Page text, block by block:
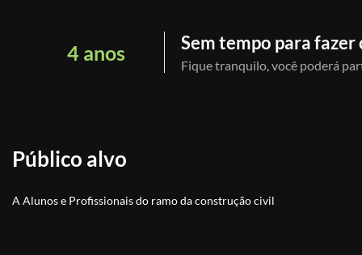
4 anos Sem tempo para fazer
Fique tranquilo, você poderá
Público alvo
A Alunos e Profissionais do ramo da construção civil